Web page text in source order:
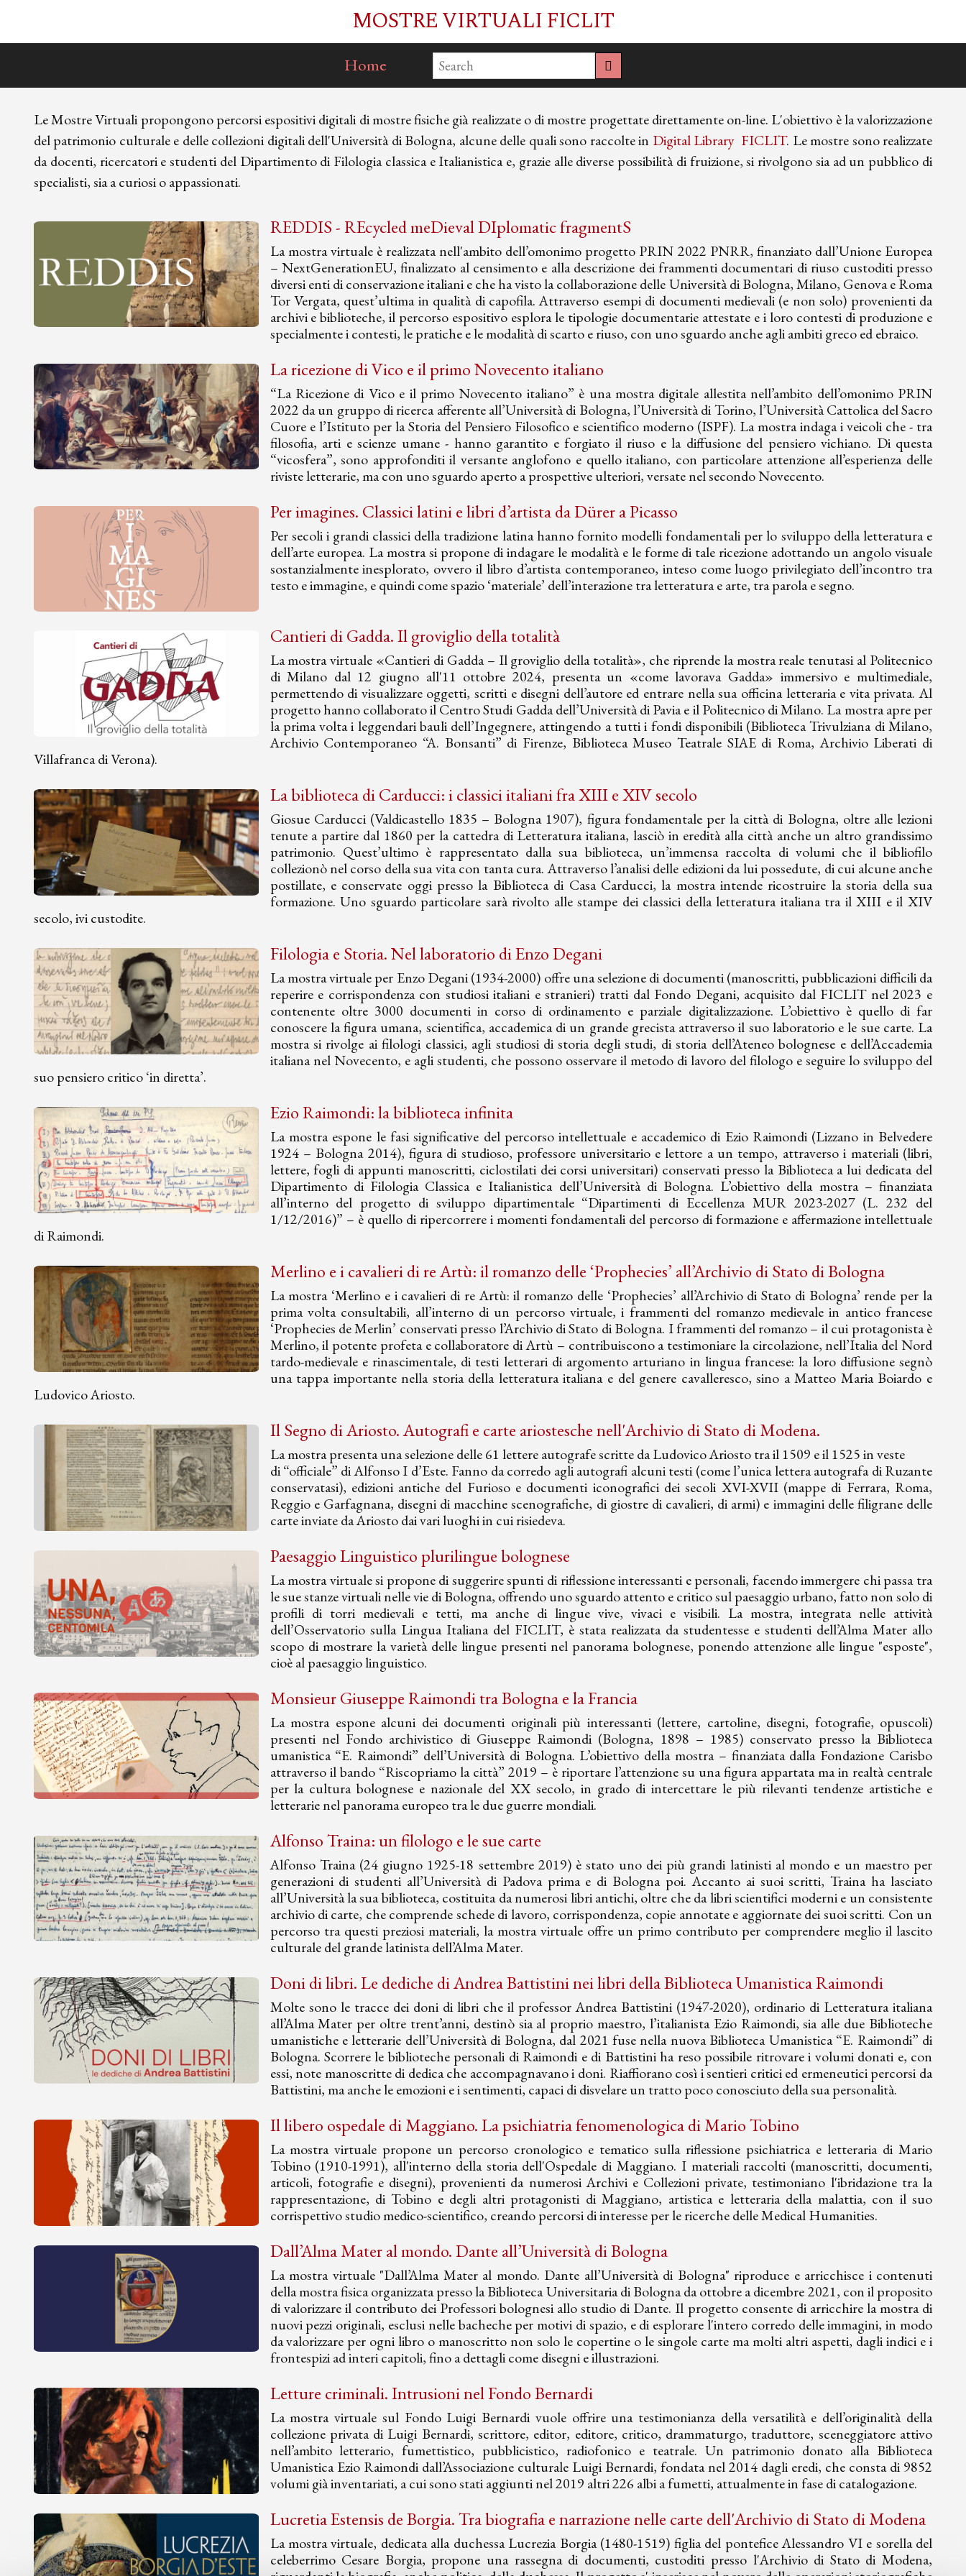
MOSTRE VIRTUALI FICLIT
Home
Le Mostre Virtuali propongono percorsi espositivi digitali di mostre fisiche già realizzate o di mostre progettate direttamente on-line. L'obiettivo è la valorizzazione
del patrimonio culturale e delle collezioni digitali dell'Università di Bologna, alcune delle quali sono raccolte in Digital Library FICLIT. Le mostre sono realizzate
da docenti, ricercatori e studenti del Dipartimento di Filologia classica e Italianistica e, grazie alle diverse possibilità di fruizione, si rivolgono sia ad un pubblico di
specialisti, sia a curiosi o appassionati.
REDDIS - REcycled meDieval DIplomatic fragmentS
La mostra virtuale è realizzata nell'ambito dell’omonimo progetto PRIN 2022 PNRR, finanziato dall’Unione Europea
– NextGenerationEU, finalizzato al censimento e alla descrizione dei frammenti documentari di riuso custoditi presso
diversi enti di conservazione italiani e che ha visto la collaborazione delle Università di Bologna, Milano, Genova e Roma
Tor Vergata, quest’ultima in qualità di capofila. Attraverso esempi di documenti medievali (e non solo) provenienti da
archivi e biblioteche, il percorso espositivo esplora le tipologie documentarie attestate e i loro contesti di produzione e
specialmente i contesti, le pratiche e le modalità di scarto e riuso, con uno sguardo anche agli ambiti greco ed ebraico.
La ricezione di Vico e il primo Novecento italiano
“La Ricezione di Vico e il primo Novecento italiano” è una mostra digitale allestita nell’ambito dell’omonimo PRIN
2022 da un gruppo di ricerca afferente all’Università di Bologna, l’Università di Torino, l’Università Cattolica del Sacro
Cuore e l’Istituto per la Storia del Pensiero Filosofico e scientifico moderno (ISPF). La mostra indaga i veicoli che - tra
filosofia, arti e scienze umane - hanno garantito e forgiato il riuso e la diffusione del pensiero vichiano. Di questa
“vicosfera”, sono approfonditi il versante anglofono e quello italiano, con particolare attenzione all’esperienza delle
riviste letterarie, ma con uno sguardo aperto a prospettive ulteriori, versate nel secondo Novecento.
Per imagines. Classici latini e libri d’artista da Dürer a Picasso
Per secoli i grandi classici della tradizione latina hanno fornito modelli fondamentali per lo sviluppo della letteratura e
dell’arte europea. La mostra si propone di indagare le modalità e le forme di tale ricezione adottando un angolo visuale
sostanzialmente inesplorato, ovvero il libro d’artista contemporaneo, inteso come luogo privilegiato dell’incontro tra
testo e immagine, e quindi come spazio ‘materiale’ dell’interazione tra letteratura e arte, tra parola e segno.
Cantieri di Gadda. Il groviglio della totalità
La mostra virtuale «Cantieri di Gadda – Il groviglio della totalità», che riprende la mostra reale tenutasi al Politecnico
di Milano dal 12 giugno all'11 ottobre 2024, presenta un «come lavorava Gadda» immersivo e multimediale,
permettendo di visualizzare oggetti, scritti e disegni dell’autore ed entrare nella sua officina letteraria e vita privata. Al
progetto hanno collaborato il Centro Studi Gadda dell’Università di Pavia e il Politecnico di Milano. La mostra apre per
la prima volta i leggendari bauli dell’Ingegnere, attingendo a tutti i fondi disponibili (Biblioteca Trivulziana di Milano,
Archivio Contemporaneo “A. Bonsanti” di Firenze, Biblioteca Museo Teatrale SIAE di Roma, Archivio Liberati di
Villafranca di Verona).
La biblioteca di Carducci: i classici italiani fra XIII e XIV secolo
Giosue Carducci (Valdicastello 1835 – Bologna 1907), figura fondamentale per la città di Bologna, oltre alle lezioni
tenute a partire dal 1860 per la cattedra di Letteratura italiana, lasciò in eredità alla città anche un altro grandissimo
patrimonio. Quest’ultimo è rappresentato dalla sua biblioteca, un’immensa raccolta di volumi che il bibliofilo
collezionò nel corso della sua vita con tanta cura. Attraverso l’analisi delle edizioni da lui possedute, di cui alcune anche
postillate, e conservate oggi presso la Biblioteca di Casa Carducci, la mostra intende ricostruire la storia della sua
formazione. Uno sguardo particolare sarà rivolto alle stampe dei classici della letteratura italiana tra il XIII e il XIV
secolo, ivi custodite.
Filologia e Storia. Nel laboratorio di Enzo Degani
La mostra virtuale per Enzo Degani (1934-2000) offre una selezione di documenti (manoscritti, pubblicazioni difficili da
reperire e corrispondenza con studiosi italiani e stranieri) tratti dal Fondo Degani, acquisito dal FICLIT nel 2023 e
contenente oltre 3000 documenti in corso di ordinamento e parziale digitalizzazione. L’obiettivo è quello di far
conoscere la figura umana, scientifica, accademica di un grande grecista attraverso il suo laboratorio e le sue carte. La
mostra si rivolge ai filologi classici, agli studiosi di storia degli studi, di storia dell’Ateneo bolognese e dell’Accademia
italiana nel Novecento, e agli studenti, che possono osservare il metodo di lavoro del filologo e seguire lo sviluppo del
suo pensiero critico ‘in diretta’.
Ezio Raimondi: la biblioteca infinita
La mostra espone le fasi significative del percorso intellettuale e accademico di Ezio Raimondi (Lizzano in Belvedere
1924 – Bologna 2014), figura di studioso, professore universitario e lettore a un tempo, attraverso i materiali (libri,
lettere, fogli di appunti manoscritti, ciclostilati dei corsi universitari) conservati presso la Biblioteca a lui dedicata del
Dipartimento di Filologia Classica e Italianistica dell’Università di Bologna. L’obiettivo della mostra – finanziata
all’interno del progetto di sviluppo dipartimentale “Dipartimenti di Eccellenza MUR 2023-2027 (L. 232 del
1/12/2016)” – è quello di ripercorrere i momenti fondamentali del percorso di formazione e affermazione intellettuale
di Raimondi.
Merlino e i cavalieri di re Artù: il romanzo delle ‘Prophecies’ all’Archivio di Stato di Bologna
La mostra ‘Merlino e i cavalieri di re Artù: il romanzo delle ‘Prophecies’ all’Archivio di Stato di Bologna’ rende per la
prima volta consultabili, all’interno di un percorso virtuale, i frammenti del romanzo medievale in antico francese
‘Prophecies de Merlin’ conservati presso l’Archivio di Stato di Bologna. I frammenti del romanzo – il cui protagonista è
Merlino, il potente profeta e collaboratore di Artù – contribuiscono a testimoniare la circolazione, nell’Italia del Nord
tardo-medievale e rinascimentale, di testi letterari di argomento arturiano in lingua francese: la loro diffusione segnò
una tappa importante nella storia della letteratura italiana e del genere cavalleresco, sino a Matteo Maria Boiardo e
Ludovico Ariosto.
Il Segno di Ariosto. Autografi e carte ariostesche nell'Archivio di Stato di Modena.
La mostra presenta una selezione delle 61 lettere autografe scritte da Ludovico Ariosto tra il 1509 e il 1525 in veste
di “officiale” di Alfonso I d’Este. Fanno da corredo agli autografi alcuni testi (come l’unica lettera autografa di Ruzante
conservatasi), edizioni antiche del Furioso e documenti iconografici dei secoli XVI-XVII (mappe di Ferrara, Roma,
Reggio e Garfagnana, disegni di macchine scenografiche, di giostre di cavalieri, di armi) e immagini delle filigrane delle
carte inviate da Ariosto dai vari luoghi in cui risiedeva.
Paesaggio Linguistico plurilingue bolognese
La mostra virtuale si propone di suggerire spunti di riflessione interessanti e personali, facendo immergere chi passa tra
le sue stanze virtuali nelle vie di Bologna, offrendo uno sguardo attento e critico sul paesaggio urbano, fatto non solo di
profili di torri medievali e tetti, ma anche di lingue vive, vivaci e visibili. La mostra, integrata nelle attività
dell’Osservatorio sulla Lingua Italiana del FICLIT, è stata realizzata da studentesse e studenti dell’Alma Mater allo
scopo di mostrare la varietà delle lingue presenti nel panorama bolognese, ponendo attenzione alle lingue "esposte",
cioè al paesaggio linguistico.
Monsieur Giuseppe Raimondi tra Bologna e la Francia
La mostra espone alcuni dei documenti originali più interessanti (lettere, cartoline, disegni, fotografie, opuscoli)
presenti nel Fondo archivistico di Giuseppe Raimondi (Bologna, 1898 – 1985) conservato presso la Biblioteca
umanistica “E. Raimondi” dell’Università di Bologna. L’obiettivo della mostra – finanziata dalla Fondazione Carisbo
attraverso il bando “Riscopriamo la città” 2019 – è riportare l’attenzione su una figura appartata ma in realtà centrale
per la cultura bolognese e nazionale del XX secolo, in grado di intercettare le più rilevanti tendenze artistiche e
letterarie nel panorama europeo tra le due guerre mondiali.
Alfonso Traina: un filologo e le sue carte
Alfonso Traina (24 giugno 1925-18 settembre 2019) è stato uno dei più grandi latinisti al mondo e un maestro per
generazioni di studenti all’Università di Padova prima e di Bologna poi. Accanto ai suoi scritti, Traina ha lasciato
all’Università la sua biblioteca, costituita da numerosi libri antichi, oltre che da libri scientifici moderni e un consistente
archivio di carte, che comprende schede di lavoro, corrispondenza, copie annotate e aggiornate dei suoi scritti. Con un
percorso tra questi preziosi materiali, la mostra virtuale offre un primo contributo per comprendere meglio il lascito
culturale del grande latinista dell’Alma Mater.
Doni di libri. Le dediche di Andrea Battistini nei libri della Biblioteca Umanistica Raimondi
Molte sono le tracce dei doni di libri che il professor Andrea Battistini (1947-2020), ordinario di Letteratura italiana
all’Alma Mater per oltre trent’anni, destinò sia al proprio maestro, l’italianista Ezio Raimondi, sia alle due Biblioteche
umanistiche e letterarie dell’Università di Bologna, dal 2021 fuse nella nuova Biblioteca Umanistica “E. Raimondi” di
Bologna. Scorrere le biblioteche personali di Raimondi e di Battistini ha reso possibile ritrovare i volumi donati e, con
essi, note manoscritte di dedica che accompagnavano i doni. Riaffiorano così i sentieri critici ed ermeneutici percorsi da
Battistini, ma anche le emozioni e i sentimenti, capaci di disvelare un tratto poco conosciuto della sua personalità.
Il libero ospedale di Maggiano. La psichiatria fenomenologica di Mario Tobino
La mostra virtuale propone un percorso cronologico e tematico sulla riflessione psichiatrica e letteraria di Mario
Tobino (1910-1991), all'interno della storia dell'Ospedale di Maggiano. I materiali raccolti (manoscritti, documenti,
articoli, fotografie e disegni), provenienti da numerosi Archivi e Collezioni private, testimoniano l'ibridazione tra la
rappresentazione, di Tobino e degli altri protagonisti di Maggiano, artistica e letteraria della malattia, con il suo
corrispettivo studio medico-scientifico, creando percorsi di interesse per le ricerche delle Medical Humanities.
Dall’Alma Mater al mondo. Dante all’Università di Bologna
La mostra virtuale "Dall’Alma Mater al mondo. Dante all’Università di Bologna" riproduce e arricchisce i contenuti
della mostra fisica organizzata presso la Biblioteca Universitaria di Bologna da ottobre a dicembre 2021, con il proposito
di valorizzare il contributo dei Professori bolognesi allo studio di Dante. Il progetto consente di arricchire la mostra di
nuovi pezzi originali, esclusi nelle bacheche per motivi di spazio, e di esplorare l'intero corredo delle immagini, in modo
da valorizzare per ogni libro o manoscritto non solo le copertine o le singole carte ma molti altri aspetti, dagli indici e i
frontespizi ad interi capitoli, fino a dettagli come disegni e illustrazioni.
Letture criminali. Intrusioni nel Fondo Bernardi
La mostra virtuale sul Fondo Luigi Bernardi vuole offrire una testimonianza della versatilità e dell’originalità della
collezione privata di Luigi Bernardi, scrittore, editor, editore, critico, drammaturgo, traduttore, sceneggiatore attivo
nell’ambito letterario, fumettistico, pubblicistico, radiofonico e teatrale. Un patrimonio donato alla Biblioteca
Umanistica Ezio Raimondi dall’Associazione culturale Luigi Bernardi, fondata nel 2014 dagli eredi, che consta di 9852
volumi già inventariati, a cui sono stati aggiunti nel 2019 altri 226 albi a fumetti, attualmente in fase di catalogazione.
Lucretia Estensis de Borgia. Tra biografia e narrazione nelle carte dell'Archivio di Stato di Modena
La mostra virtuale, dedicata alla duchessa Lucrezia Borgia (1480-1519) figlia del pontefice Alessandro VI e sorella del
celeberrimo Cesare Borgia, propone una rassegna di documenti, custoditi presso l'Archivio di Stato di Modena,